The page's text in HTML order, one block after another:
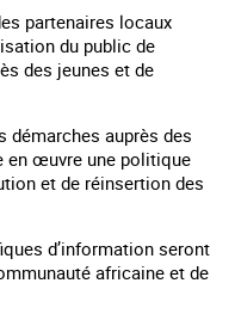
partenaires locaux
du public de
des jeunes et de
démarches auprès des
en œuvre une politique
et de réinsertion des
d’information seront
africaine et de